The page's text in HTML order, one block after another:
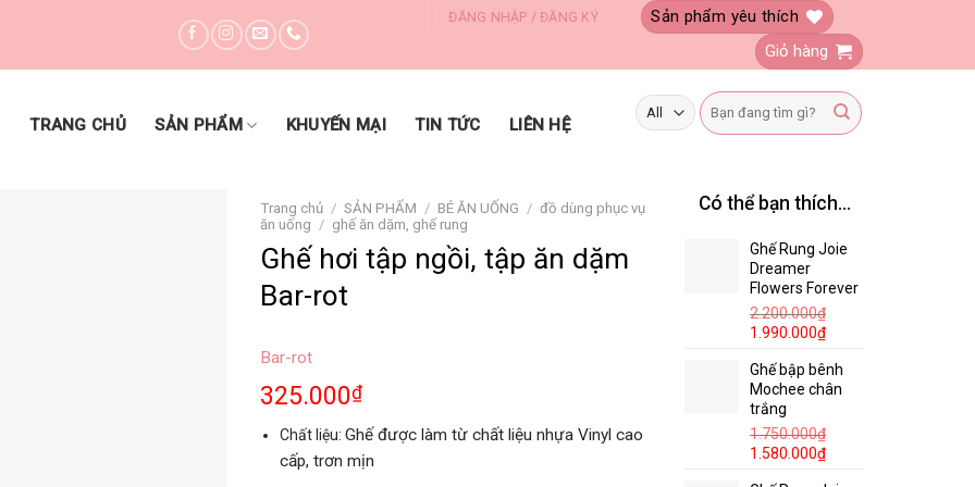
ĐĂNG NHẬP / ĐĂNG KÝ
Sản phẩm yêu thích
Giỏ hàng
TRANG CHỦ
SẢN PHẨM KHUYẾN MẠI TIN TỨC LIÊN HỆ
Tìm
kiếm:
Trang chủ / SẢN PHẨM / BÉ ĂN UỐNG / đồ dùng phục vụ
ăn uống / ghế ăn dặm, ghế rung
Ghế hơi tập ngồi, tập ăn dặm
Bar-rot
Bar-rot
325.000₫
Chất liệu:Ghế được làm từ chất liệu nhựa Vinyl cao
cấp, trơn mịn
Có thể bạn thích…
Ghế Rung Joie
Dreamer
Flowers Forever
2.200.000₫
1.990.000₫
Ghế bập bênh
Mochee chân
trắng
1.750.000₫
1.580.000₫